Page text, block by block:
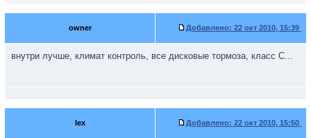
owner Добавлено: 22 окт 2010, 15:39
внутри лучше, климат контроль, все дисковые тормоза, класс С...
lex Добавлено: 22 окт 2010, 15:50